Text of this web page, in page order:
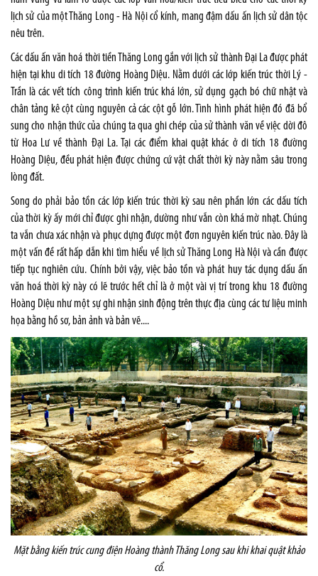
lịch sử của một Thăng Long - Hà Nội cổ kính, mang đậm dấu ấn lịch sử dân tộc
nêu trên.
Các dấu ấn văn hoá thời tiền Thăng Long gắn với lịch sử thành Đại La được phát
hiện tại khu di tích 18 đường Hoàng Diệu. Nằm dưới các lớp kiến trúc thời Lý -
Trần là các vết tích công trình kiến trúc khá lớn, sử dụng gạch bó chữ nhật và
chân tảng kê cột cùng nguyên cả các cột gỗ lớn. Tình hình phát hiện đó đã bổ
sung cho nhận thức của chúng ta qua ghi chép của sử thành văn về việc dời đô
từ Hoa Lư về thành Đại La. Tại các điểm khai quật khác ở di tích 18 đường
Hoàng Diệu, đều phát hiện được chứng cứ vật chất thời kỳ này nằm sâu trong
lòng đất.
Song do phải bảo tồn các lớp kiến trúc thời kỳ sau nên phần lớn các dấu tích
của thời kỳ ấy mới chỉ được ghi nhận, dường như vẫn còn khá mờ nhạt. Chúng
ta vẫn chưa xác nhận và phục dựng được một đơn nguyên kiến trúc nào. Đây là
một vấn đề rất hấp dẫn khi tìm hiểu về lịch sử Thăng Long Hà Nội và cần được
tiếp tục nghiên cứu. Chính bởi vậy, việc bảo tồn và phát huy tác dụng dấu ấn
văn hoá thời kỳ này có lẽ trước hết chỉ là ở một vài vị trí trong khu 18 đường
Hoàng Diệu như một sự ghi nhận sinh động trên thực địa cùng các tư liệu minh
họa bằng hồ sơ, bản ảnh và bản vẽ....
Mặt bằng kiến trúc cung điện Hoàng thành Thăng Long sau khi khai quật khảo
cổ.